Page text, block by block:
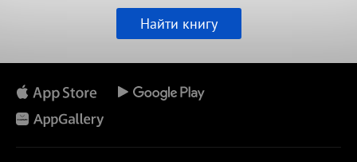
Найти книгу